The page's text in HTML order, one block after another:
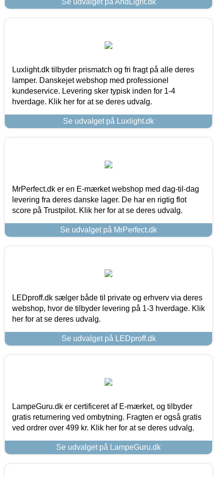
Luxlight.dk tilbyder prismatch og fri fragt på alle deres
lamper. Danskejet webshop med professionel
kundeservice. Levering sker typisk inden for 1-4
hverdage. Klik her for at se deres udvalg.
Se udvalget på Luxlight.dk
MrPerfect.dk er en E-mærket webshop med dag-til-dag
levering fra deres danske lager. De har en rigtig flot
score på Trustpilot. Klik her for at se deres udvalg.
Se udvalget på MrPerfect.dk
LEDproff.dk sælger både til private og erhverv via deres
webshop, hvor de tilbyder levering på 1-3 hverdage. Klik
her for at se deres udvalg.
Se udvalget på LEDproff.dk
LampeGuru.dk er certificeret af E-mærket, og tilbyder
gratis returnering ved ombytning. Fragten er også gratis
ved ordrer over 499 kr. Klik her for at se deres udvalg.
Se udvalget på LampeGuru.dk